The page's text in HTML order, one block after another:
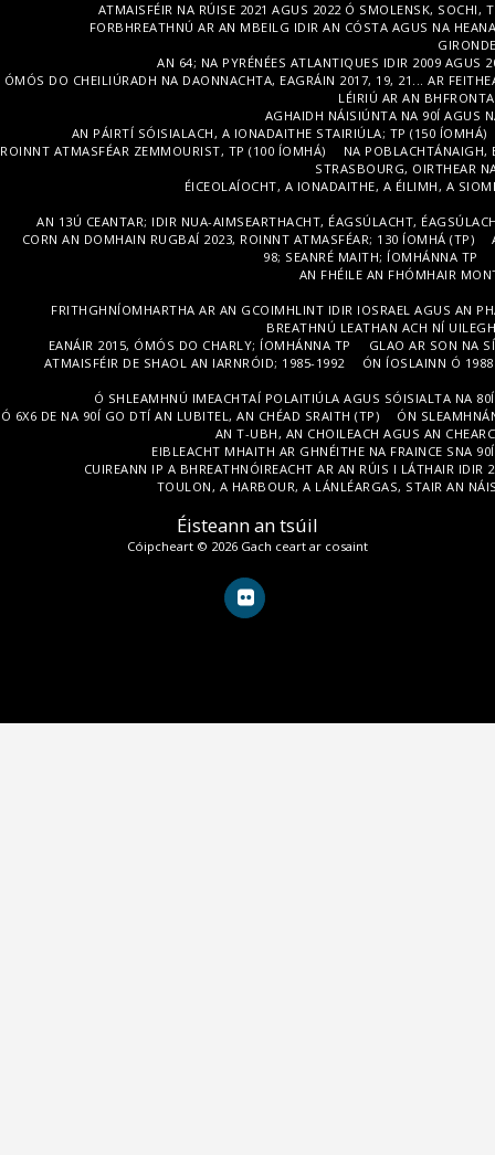
Éisteann an tsúil
Cóipcheart © 2026 Gach ceart ar cosaint
ATMAISFÉIR NA RÚISE 2021 AGUS 2022 Ó SMOLENSK,
FORBHREATHNÚ AR AN MBEILG IDIR AN CÓSTA AGUS NA
AN 64; NA PYRÉNÉES ATLANTIQUES IDIR 2009 AGUS
ÓMÓS DO CHEILIÚRADH NA DAONNACHTA, EAGRÁIN 2017, 19, 21... AR
LÉIRIÚ AR AN
AGHAIDH NÁISIÚNTA NA 90Í AGUS
AN PÁIRTÍ SÓISIALACH, A IONADAITHE STAIRIÚLA; TP (150 ÍOMHÁ)
ROINNT ATMASFÉAR ZEMMOURIST, TP (100 ÍOMHÁ)
NA POBLACHTÁNAIGH,
STRASBOURG, OIRTHEAR
ÉICEOLAÍOCHT, A IONADAITHE, A ÉILIMH, A
AN 13Ú CEANTAR; IDIR NUA-AIMSEARTHACHT, ÉAGSÚLACHT,
CORN AN DOMHAIN RUGBAÍ 2023, ROINNT ATMASFÉAR; 130 ÍOMHÁ (TP)
98; SEANRÉ MAITH; ÍOMHÁNNA TP
AN FHÉILE AN FHÓMHAIR
FRITHGHNÍOMHARTHA AR AN GCOIMHLINT IDIR IOSRAEL AGUS AN
BREATHNÚ LEATHAN ACH NÍ
EANÁIR 2015, ÓMÓS DO CHARLY; ÍOMHÁNNA TP
GLAO AR SON NA
ATMAISFÉIR DE SHAOL AN IARNRÓID; 1985-1992
ÓN ÍOSLAINN Ó
Ó SHLEAMHNÚ IMEACHTAÍ POLAITIÚLA AGUS SÓISIALTA NA
Ó 6X6 DE NA 90Í GO DTÍ AN LUBITEL, AN CHÉAD SRAITH (TP)
ÓN
AN T-UBH, AN CHOILEACH AGUS AN
EIBLEACHT MHAITH AR GHNÉITHE NA FRAINCE SNA
CUIREANN IP A BHREATHNÓIREACHT AR AN RÚIS I LÁTHAIR IDIR
TOULON, A HARBOUR, A LÁNLÉARGAS, STAIR AN